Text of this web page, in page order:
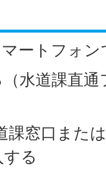
ートフォ
水道課直
課窓口また
する